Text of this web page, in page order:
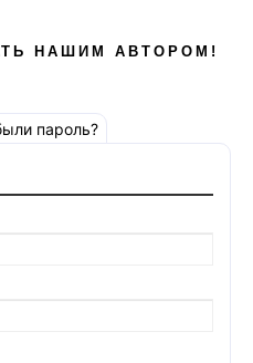
НАШИМ АВТОРОМ!
пароль?